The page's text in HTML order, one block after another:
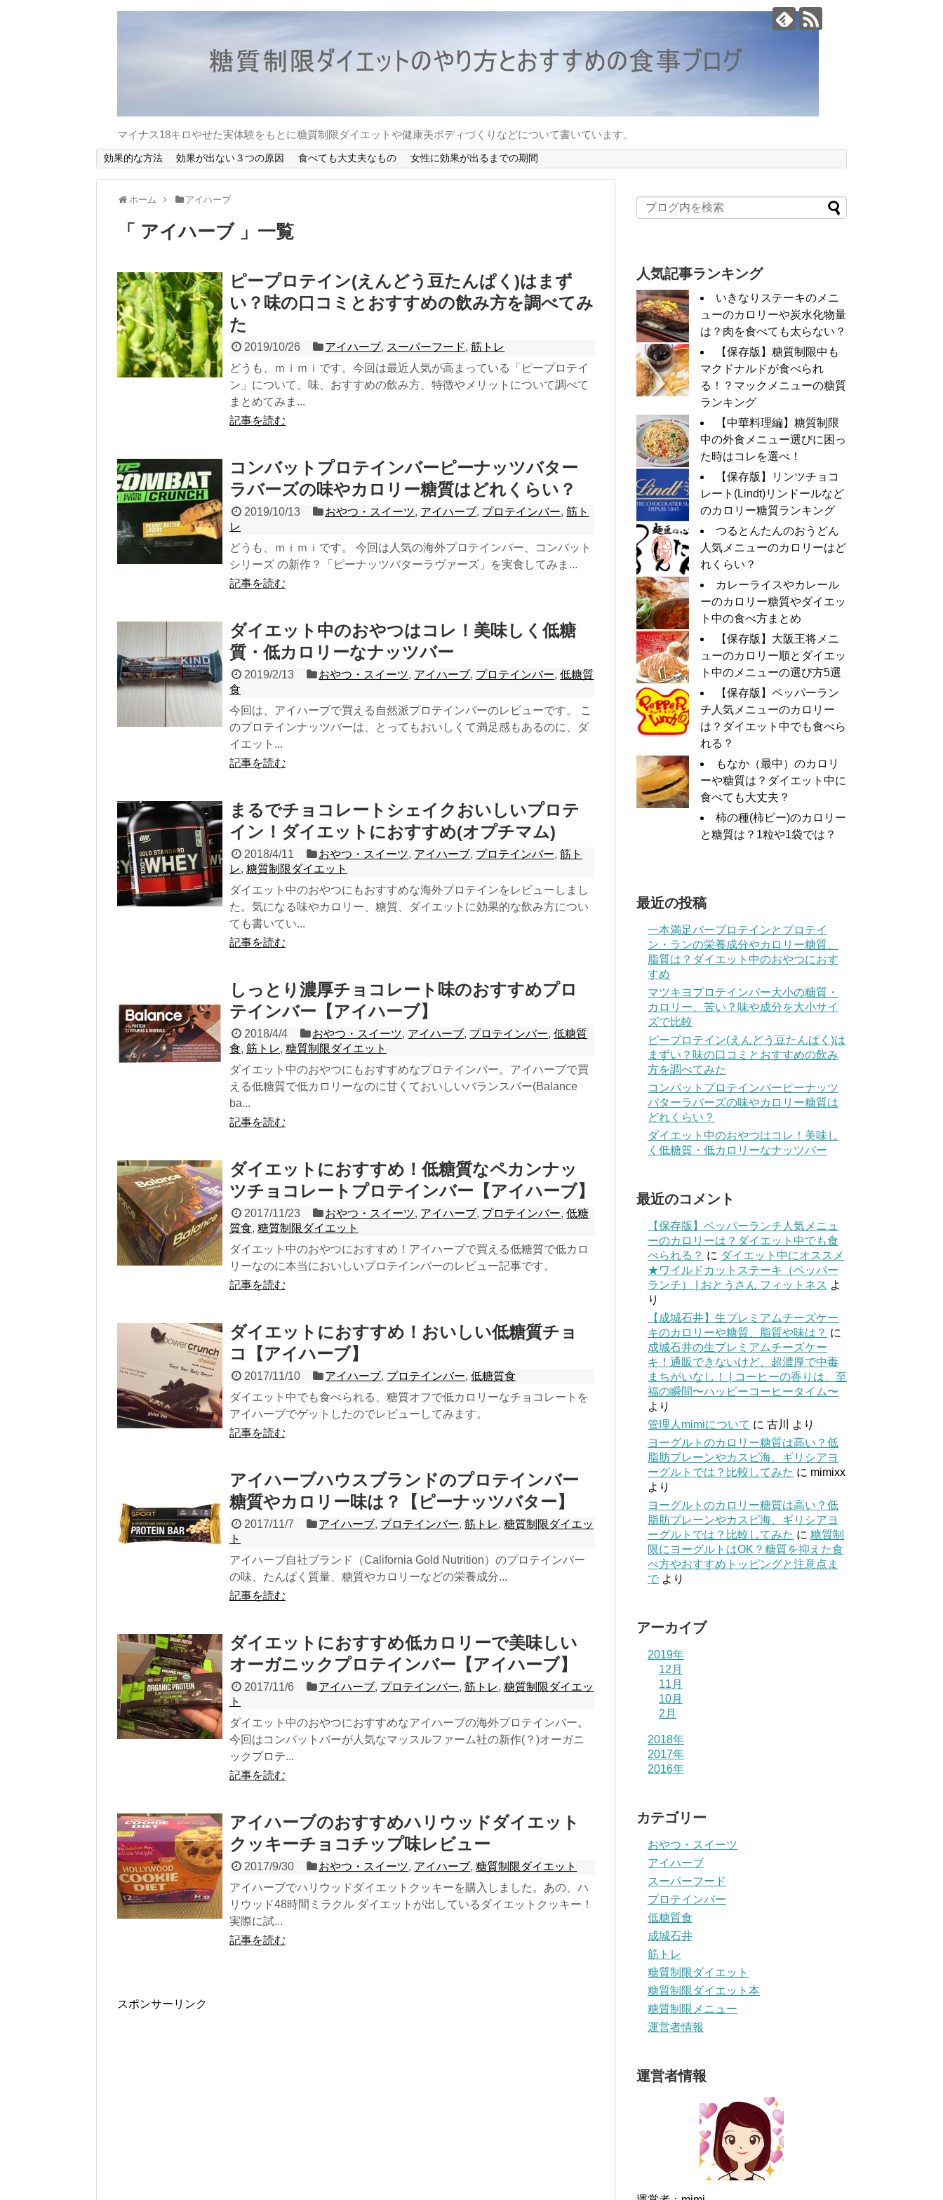
マイナス18キロやせた実体験をもとに糖質制限ダイエットや健康美ボディづくりなどについて書いています。
効果的な方法 効果が出ない３つの原因 食べても大丈夫なもの 女性に効果が出るまでの期間
ホーム アイハーブ
「 アイハーブ 」一覧
ピープロテイン(えんどう豆たんぱく)はまず
い？味の口コミとおすすめの飲み方を調べてみ
た
2019/10/26 アイハーブ, スーパーフード,筋トレ
どうも、ｍｉｍｉです。今回は最近人気が高まっている「ピープロテイ
ン」について、味、おすすめの飲み方、特徴やメリットについて調べて
まとめてみま...
記事を読む
コンバットプロテインバーピーナッツバター
ラバーズの味やカロリー糖質はどれくらい？
2019/10/13 おやつ・スイーツ, アイハーブ, プロテインバー,筋ト
レ
どうも、ｍｉｍｉです。 今回は人気の海外プロテインバー、コンバット
シリーズ の新作？「ピーナッツバターラヴァーズ」を実食してみま...
記事を読む
ダイエット中のおやつはコレ！美味しく低糖
質・低カロリーなナッツバー
2019/2/13 おやつ・スイーツ, アイハーブ, プロテインバー,低糖質
食
今回は、アイハーブで買える自然派プロテインバーのレビューです。 こ
のプロテインナッツバーは、とってもおいしくて満足感もあるのに、ダ
イエット...
記事を読む
まるでチョコレートシェイクおいしいプロテ
イン！ダイエットにおすすめ(オプチマム)
2018/4/11 おやつ・スイーツ, アイハーブ, プロテインバー,筋ト
レ, 糖質制限ダイエット
ダイエット中のおやつにもおすすめな海外プロテインをレビューしまし
た。気になる味やカロリー、糖質、ダイエットに効果的な飲み方につい
ても書いてい...
記事を読む
しっとり濃厚チョコレート味のおすすめプロ
テインバー【アイハーブ】
2018/4/4 おやつ・スイーツ, アイハーブ, プロテインバー,低糖質
食, 筋トレ, 糖質制限ダイエット
ダイエット中のおやつにもおすすめなプロテインバー。アイハーブで買
える低糖質で低カロリーなのに甘くておいしいバランスバー(Balance
ba...
記事を読む
ダイエットにおすすめ！低糖質なペカンナッ
ツチョコレートプロテインバー【アイハーブ】
2017/11/23 おやつ・スイーツ, アイハーブ, プロテインバー,低糖
質食, 糖質制限ダイエット
ダイエット中のおやつにおすすめ！アイハーブで買える低糖質で低カロ
リーなのに本当においしいプロテインバーのレビュー記事です。
記事を読む
ダイエットにおすすめ！おいしい低糖質チョ
コ【アイハーブ】
2017/11/10 アイハーブ, プロテインバー,低糖質食
ダイエット中でも食べられる、糖質オフで低カロリーなチョコレートを
アイハーブでゲットしたのでレビューしてみます。
記事を読む
アイハーブハウスブランドのプロテインバー
糖質やカロリー味は？【ピーナッツバター】
2017/11/7 アイハーブ, プロテインバー,筋トレ,糖質制限ダイエッ
ト
アイハーブ自社ブランド（California Gold Nutrition）のプロテインバー
の味、たんぱく質量、糖質やカロリーなどの栄養成分...
記事を読む
ダイエットにおすすめ低カロリーで美味しい
オーガニックプロテインバー【アイハーブ】
2017/11/6 アイハーブ, プロテインバー,筋トレ,糖質制限ダイエッ
ト
ダイエット中のおやつにおすすめなアイハーブの海外プロテインバー。
今回はコンバットバーが人気なマッスルファーム社の新作(？)オーガニ
ックプロテ...
記事を読む
アイハーブのおすすめハリウッドダイエット
クッキーチョコチップ味レビュー
2017/9/30 おやつ・スイーツ, アイハーブ,糖質制限ダイエット
アイハーブでハリウッドダイエットクッキーを購入しました。あの、ハ
リウッド48時間ミラクル ダイエットが出しているダイエットクッキー！
実際に試...
記事を読む
スポンサーリンク
人気記事ランキング
いきなりステーキのメニ
ューのカロリーや炭水化物量
は？肉を食べても太らない？
【保存版】糖質制限中も
マクドナルドが食べられ
る！？マックメニューの糖質
ランキング
【中華料理編】糖質制限
中の外食メニュー選びに困っ
た時はコレを選べ！
【保存版】リンツチョコ
レート(Lindt)リンドールなど
のカロリー糖質ランキング
つるとんたんのおうどん
人気メニューのカロリーはど
れくらい？
カレーライスやカレール
ーのカロリー糖質やダイエッ
ト中の食べ方まとめ
【保存版】大阪王将メニ
ューのカロリー順とダイエッ
ト中のメニューの選び方5選
【保存版】ペッパーラン
チ人気メニューのカロリー
は？ダイエット中でも食べら
れる？
もなか（最中）のカロリ
ーや糖質は？ダイエット中に
食べても大丈夫？
柿の種(柿ピー)のカロリー
と糖質は？1粒や1袋では？
最近の投稿
一本満足バープロテインとプロテイ
ン・ランの栄養成分やカロリー糖質、
脂質は？ダイエット中のおやつにおす
すめ
マツキヨプロテインバー大小の糖質・
カロリー、苦い？味や成分を大小サイ
ズで比較
ピープロテイン(えんどう豆たんぱく)は
まずい？味の口コミとおすすめの飲み
方を調べてみた
コンバットプロテインバーピーナッツ
バターラバーズの味やカロリー糖質は
どれくらい？
ダイエット中のおやつはコレ！美味し
く低糖質・低カロリーなナッツバー
最近のコメント
【保存版】ペッパーランチ人気メニュ
ーのカロリーは？ダイエット中でも食
べられる？ に ダイエット中にオススメ
★ワイルドカットステーキ（ペッパー
ランチ） | おとうさん フィットネス よ
り
【成城石井】生プレミアムチーズケー
キのカロリーや糖質、脂質や味は？ に
成城石井の生プレミアムチーズケー
キ！通販できないけど、超濃厚で中毒
まちがいなし！ | コーヒーの香りは、至
福の瞬間〜ハッピーコーヒータイム〜
より
管理人mimiについて に 古川
より
ヨーグルトのカロリー糖質は高い？低
脂肪プレーンやカスピ海、ギリシアヨ
ーグルトでは？比較してみた に mimixx
より
ヨーグルトのカロリー糖質は高い？低
脂肪プレーンやカスピ海、ギリシアヨ
ーグルトでは？比較してみた に 糖質制
限にヨーグルトはOK？糖質を抑えた食
べ方やおすすめトッピングと注意点ま
で より
アーカイブ
2019年
12月
11月
10月
2月
2018年
2017年
2016年
カテゴリー
おやつ・スイーツ
アイハーブ
スーパーフード
プロテインバー
低糖質食
成城石井
筋トレ
糖質制限ダイエット
糖質制限ダイエット本
糖質制限メニュー
運営者情報
運営者情報